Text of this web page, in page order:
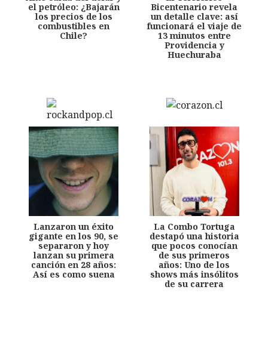
el petróleo: ¿Bajarán
los precios de los
combustibles en
Chile?
Bicentenario revela
un detalle clave: así
funcionará el viaje de
13 minutos entre
Providencia y
Huechuraba
Lanzaron un éxito
gigante en los 90, se
separaron y hoy
lanzan su primera
canción en 28 años:
Así es como suena
La Combo Tortuga
destapó una historia
que pocos conocían
de sus primeros
años: Uno de los
shows más insólitos
de su carrera